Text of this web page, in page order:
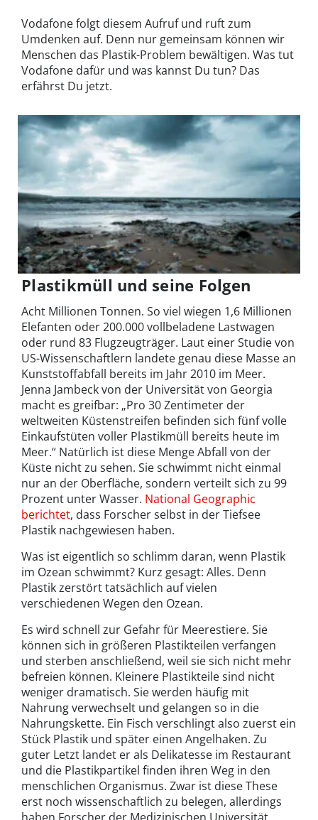
Vodafone folgt diesem Aufruf und ruft zum
Umdenken auf. Denn nur gemeinsam können wir
Menschen das Plastik-Problem bewältigen. Was tut
Vodafone dafür und was kannst Du tun? Das
erfährst Du jetzt.
Plastikmüll und seine Folgen
Acht Millionen Tonnen. So viel wiegen 1,6 Millionen
Elefanten oder 200.000 vollbeladene Lastwagen
oder rund 83 Flugzeugträger. Laut einer Studie von
US-Wissenschaftlern landete genau diese Masse an
Kunststoffabfall bereits im Jahr 2010 im Meer.
Jenna Jambeck von der Universität von Georgia
macht es greifbar: „Pro 30 Zentimeter der
weltweiten Küstenstreifen befinden sich fünf volle
Einkaufstüten voller Plastikmüll bereits heute im
Meer.“ Natürlich ist diese Menge Abfall von der
Küste nicht zu sehen. Sie schwimmt nicht einmal
nur an der Oberfläche, sondern verteilt sich zu 99
Prozent unter Wasser. National Geographic
berichtet, dass Forscher selbst in der Tiefsee
Plastik nachgewiesen haben.
Was ist eigentlich so schlimm daran, wenn Plastik
im Ozean schwimmt? Kurz gesagt: Alles. Denn
Plastik zerstört tatsächlich auf vielen
verschiedenen Wegen den Ozean.
Es wird schnell zur Gefahr für Meerestiere. Sie
können sich in größeren Plastikteilen verfangen
und sterben anschließend, weil sie sich nicht mehr
befreien können. Kleinere Plastikteile sind nicht
weniger dramatisch. Sie werden häufig mit
Nahrung verwechselt und gelangen so in die
Nahrungskette. Ein Fisch verschlingt also zuerst ein
Stück Plastik und später einen Angelhaken. Zu
guter Letzt landet er als Delikatesse im Restaurant
und die Plastikpartikel finden ihren Weg in den
menschlichen Organismus. Zwar ist diese These
erst noch wissenschaftlich zu belegen, allerdings